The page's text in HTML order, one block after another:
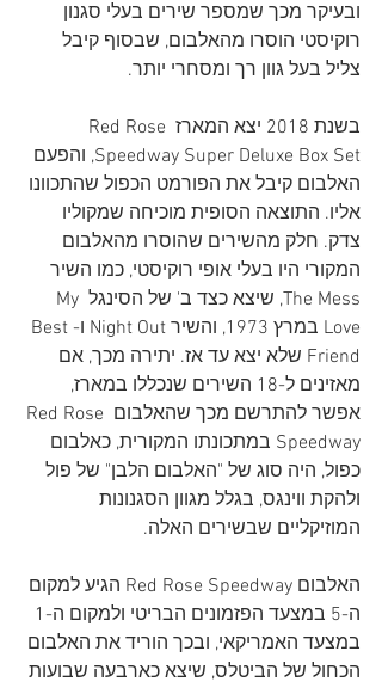
ובעיקר מכך שמספר שירים בעלי סגנון
רוקיסטי הוסרו מהאלבום, שבסוף קיבל
צליל בעל גוון רך ומסחרי יותר.
בשנת 2018 יצא המארז Red Rose
Speedway Super Deluxe Box Set, והפעם
האלבום קיבל את הפורמט הכפול שהתכוונו
אליו. התוצאה הסופית מוכיחה שמקוליו
צדק. חלק מהשירים שהוסרו מהאלבום
המקורי היו בעלי אופי רוקיסטי, כמו השיר
The Mess, שיצא כצד ב' של הסינגל My
Love במרץ 1973, והשיר Night Out ו-Best
Friend שלא יצא עד אז. יתירה מכך, אם
מאזינים ל-18 השירים שנכללו במארז,
אפשר להתרשם מכך שהאלבום Red Rose
Speedway במתכונתו המקורית, כאלבום
כפול, היה סוג של "האלבום הלבן" של פול
ולהקת ווינגס, בגלל מגוון הסגנונות
המוזיקליים שבשירים האלה.
האלבום Red Rose Speedway הגיע למקום
במצעד האמריקאי, ובכך הוריד את האלבום
הכחול של הביטלס, שיצא כארבעה שבועות